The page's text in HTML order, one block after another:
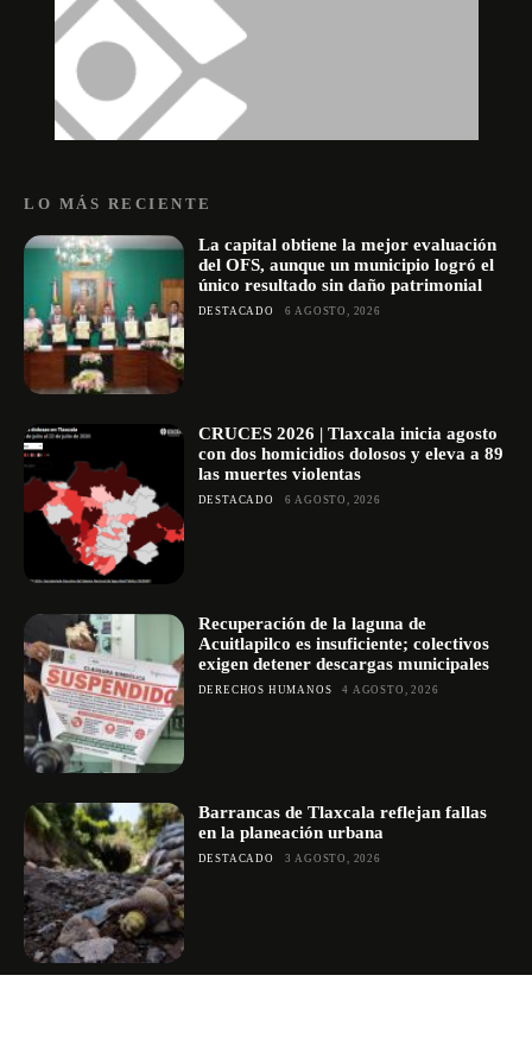
LO MÁS RECIENTE
La capital obtiene la mejor evaluación
del OFS, aunque un municipio logró el
único resultado sin daño patrimonial
DESTACADO 6 AGOSTO, 2026
CRUCES 2026 | Tlaxcala inicia agosto
con dos homicidios dolosos y eleva a 89
las muertes violentas
DESTACADO 6 AGOSTO, 2026
Recuperación de la laguna de
Acuitlapilco es insuficiente; colectivos
exigen detener descargas municipales
DERECHOS HUMANOS 4 AGOSTO, 2026
Barrancas de Tlaxcala reflejan fallas
en la planeación urbana
DESTACADO 3 AGOSTO, 2026